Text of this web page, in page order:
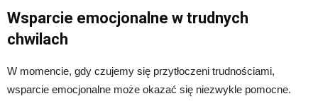
Wsparcie emocjonalne w trudnych
chwilach
W momencie, gdy czujemy się przytłoczeni trudnościami,
wsparcie emocjonalne może okazać się niezwykle pomocne.